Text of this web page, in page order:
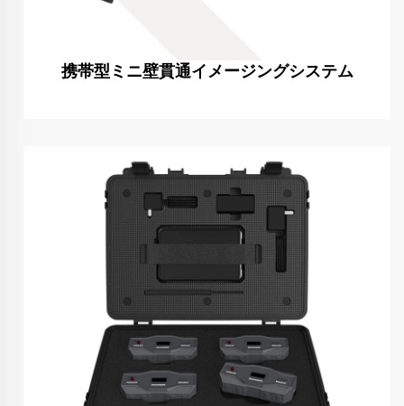
携帯型ミニ壁貫通イメージングシステム